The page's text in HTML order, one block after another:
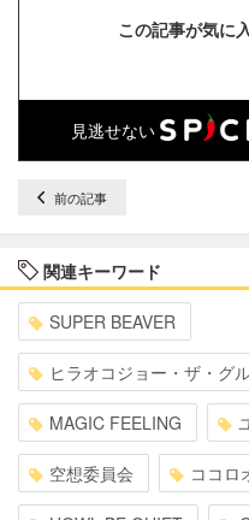
この記事が気に
見逃せない
前の記事
関連キーワード
SUPER BEAVER
ヒラオコジョー・ザ・グ
MAGIC FEELING
空想委員会 ココロ